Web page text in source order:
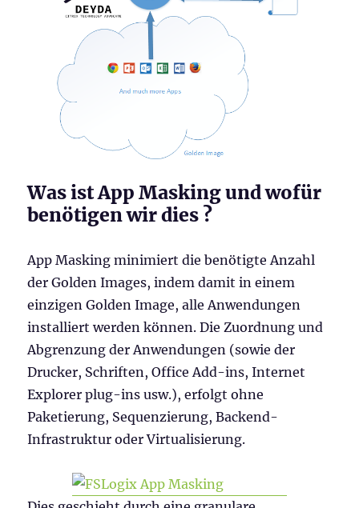
Was ist App Masking und wofür
benötigen wir dies ?
App Masking minimiert die benötigte Anzahl
der Golden Images, indem damit in einem
einzigen Golden Image, alle Anwendungen
installiert werden können. Die Zuordnung und
Abgrenzung der Anwendungen (sowie der
Drucker, Schriften, Office Add-ins, Internet
Explorer plug-ins usw.), erfolgt ohne
Paketierung, Sequenzierung, Backend-
Infrastruktur oder Virtualisierung.